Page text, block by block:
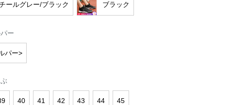
ールグレー/ブラック ブラック
ー
パー>
40 41 42 43 44 45